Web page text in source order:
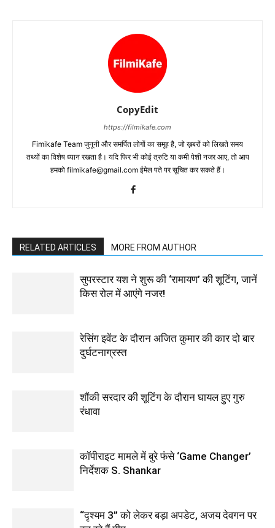
CopyEdit
https://filmikafe.com
Fimikafe Team जुनूनी और समर्पित लोगों का समूह है, जो ख़बरों को लिखते समय
तथ्‍यों का विशेष ध्‍यान रखता है। यदि फिर भी कोई त्रुटि या कमी पेशी नजर आए, तो आप
हमको filmikafe@gmail.com ईमेल पते पर सूचित कर सकते हैं।
RELATED ARTICLES MORE FROM AUTHOR
सुपरस्टार यश ने शुरू की ‘रामायण’ की शूटिंग, जानें
किस रोल में आएंगे नजर!
रेसिंग इवेंट के दौरान अजित कुमार की कार दो बार
दुर्घटनाग्रस्त
शौंकी सरदार की शूटिंग के दौरान घायल हुए गुरु
रंधावा
कॉपीराइट मामले में बुरे फंसे ‘Game Changer’
निर्देशक S. Shankar
“दृश्यम 3” को लेकर बड़ा अपडेट, अजय देवगन पर